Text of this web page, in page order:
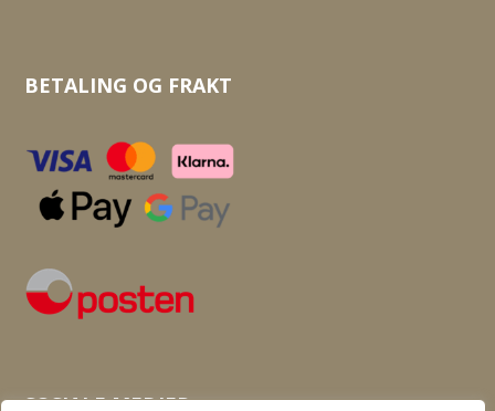
BETALING OG FRAKT
SOSIALE MEDIER